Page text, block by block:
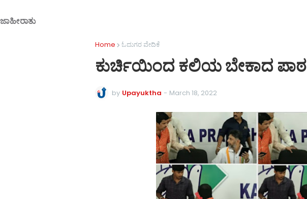
ಜಾಹೀರಾತು
Home ಓದುಗರ ವೇದಿಕೆ
ಕುರ್ಚಿಯಿಂದ ಕಲಿಯ ಬೇಕಾದ ಪಾಠ
by Upayuktha - March 18, 2022